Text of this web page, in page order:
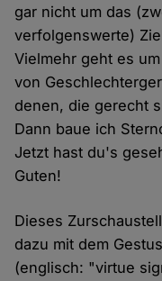
gar nicht um das
verfolgenswerte)
Vielmehr geht es
von
denen, die gerecht
Dann baue ich
Jetzt hast du's
Guten!
Dieses
dazu mit dem
(englisch: "virtue